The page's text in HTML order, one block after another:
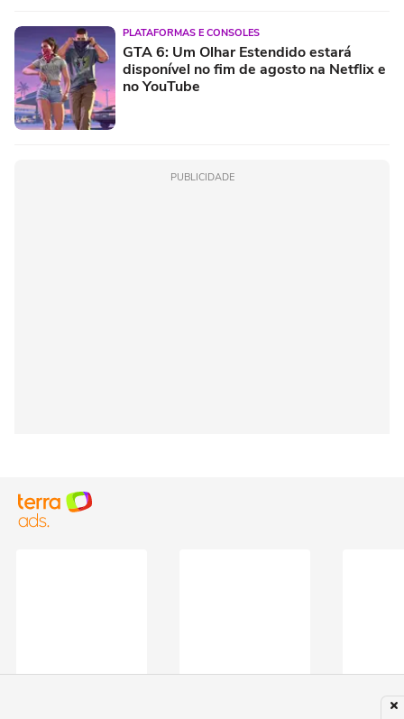
PLATAFORMAS E CONSOLES
GTA 6: Um Olhar Estendido estará
disponível no fim de agosto na Netflix e
no YouTube
PUBLICIDADE